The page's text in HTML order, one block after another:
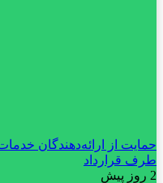
حمایت از ارائه‌دهندگان
طرف قرارداد
2 روز پیش